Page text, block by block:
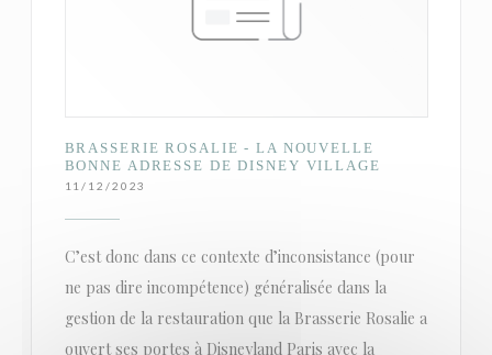
BRASSERIE ROSALIE - LA NOUVELLE
BONNE ADRESSE DE DISNEY VILLAGE
11/12/2023
C’est donc dans ce contexte d’inconsistance (pour
ne pas dire incompétence) généralisée dans la
gestion de la restauration que la Brasserie Rosalie a
ouvert ses portes à Disneyland Paris avec la